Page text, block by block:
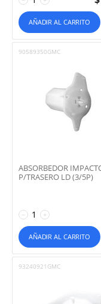
AÑADIR AL CARRITO
90589350GMC
ABSORBEDOR
P/TRASERO LD (3/5P)
+
−
AÑADIR AL CARRITO
93240921GMC